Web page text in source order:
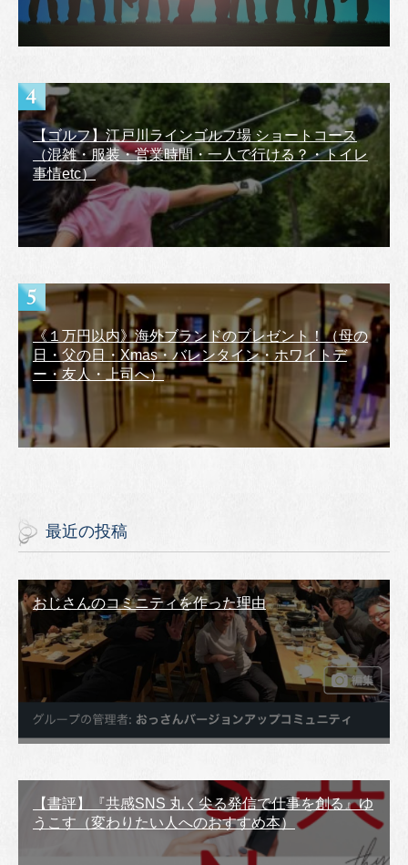
【ゴルフ】江戸川ラインゴルフ場 ショートコース
（混雑・服装・営業時間・一人で行ける？・トイレ
事情etc）
《１万円以内》海外ブランドのプレゼント！（母の
日・父の日・Xmas・バレンタイン・ホワイトデ
ー・友人・上司へ）
最近の投稿
おじさんのコミニティを作った理由
【書評】『共感SNS 丸く尖る発信で仕事を創る』ゆ
うこす（変わりたい人へのおすすめ本）